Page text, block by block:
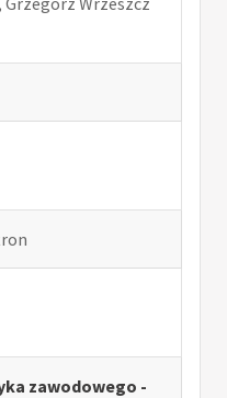
zawodowego -